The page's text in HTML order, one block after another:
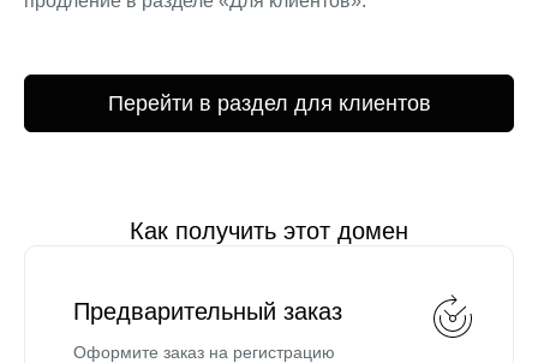
Перейти в раздел для клиентов
Как получить этот домен
Предварительный заказ
Оформите заказ на регистрацию